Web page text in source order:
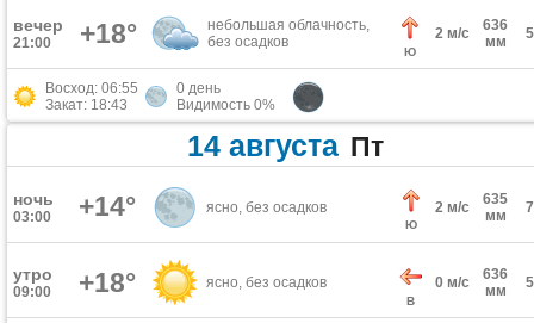
вечер
21:00 +18°
небольшая облачность,
без осадков
Ю
2 м/с
636
мм
Восход: 06:55
Закат: 18:43
0 день
Видимость 0%
14 августа Пт
ночь
03:00 +14° ясно, без осадков
Ю
2 м/с
635
мм
утро
09:00 +18° ясно, без осадков
В
0 м/с
636
мм